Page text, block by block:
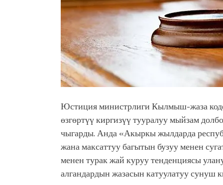
Юстиция министрлиги Кылмыш-жаза
өзгөртүү киргизүү тууралуу мыйзам
чыгарды. Анда «Акыркы жылдарда
жана максаттуу багытын бузуу менен
менен турак жай куруу тенденциясы
алгандардын жазасын катуулатуу сунуш